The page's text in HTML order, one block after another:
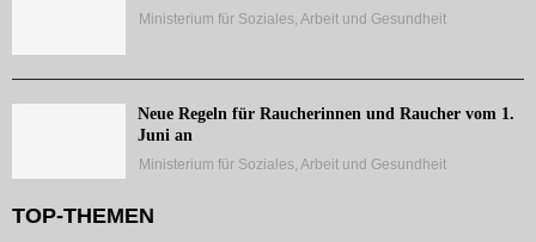
Ministerium für Soziales, Arbeit und Gesundheit
Neue Regeln für Raucherinnen und Raucher vom 1.
Juni an
Ministerium für Soziales, Arbeit und Gesundheit
TOP-THEMEN